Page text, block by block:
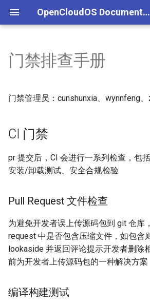
OpenCloudOS Documentation
n
i
n
g
a
组织架构
社区准则
邮件列表
OpenCloudOS 版本介绍
OpenCloudOS v8.8发行说明
OpenCloudOS v9.2发行说明
OpenCloudOS v9.4发行说明
OpenCloudOS v9.6发行说明
OpenCloudOS Stream 发行
说明
OpenCloudOS 8 用户文档
基
存
网
OpenCloudOS 9/Stream 用
安
容器
导
Adaptation Process
软件兼容性测试指标
Adaptation FAQ
CentOS停服背景与应对方案
CentOS8迁移到
CentOS7迁移到
CentOS7迁移到
OpenCloudOS8升级
OpenCloudOS9
迁移与升级常见问题FAQ
安全事件处置说明
镜像签名验证指南
一、项目管理
二、用例管理 提
新
执
文档库贡献指南
Documentation format guide
编译构建指南
ocspkg使用指南
新增软件包指南
软件包打包指导
CI 门禁
Pull Request 文件检查
安全合规
1. 门禁流程简介
2. 门禁常用操作
2.1 门禁支持命令列表
3. 门禁检查项以及问题排查
跟踪社区 Release
跟踪社区 Commit
OpenCloudOS 社区版本贡献
内核驱动移植开发
应用移植开发参考文档
门禁排查手册
门禁管理员：cunshunxia、wynnfeng
CI 门禁
pr 提交后，CI 会进行一系列检查，包
安装/卸载测试、安全合规检验
Pull Request 文件检查
为避免开发者误上传源码包到 git 仓库
request 中是否包含压缩文件，如包含
lookaside 并返回评论提示开发者删除
前为开发者上传源码包的一种解决方案
编译构建测试